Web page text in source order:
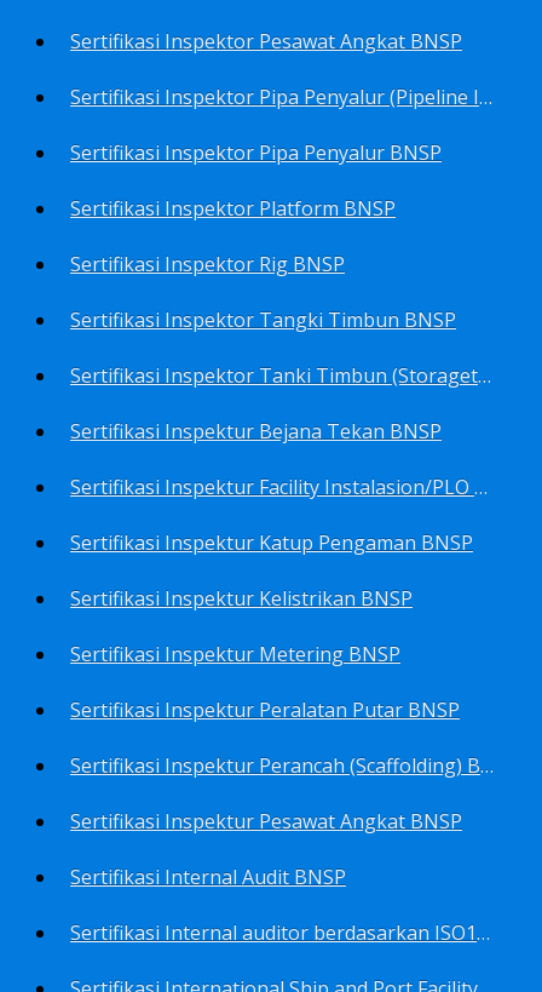
Sertifikasi Inspektor Pesawat Angkat BNSP
Sertifikasi Inspektor Pipa Penyalur (Pipeline Inspector) BNSP
Sertifikasi Inspektor Pipa Penyalur BNSP
Sertifikasi Inspektor Platform BNSP
Sertifikasi Inspektor Rig BNSP
Sertifikasi Inspektor Tangki Timbun BNSP
Sertifikasi Inspektor Tanki Timbun (Storagetank Inspector) BNSP
Sertifikasi Inspektur Bejana Tekan BNSP
Sertifikasi Inspektur Facility Instalasion/PLO BNSP
Sertifikasi Inspektur Katup Pengaman BNSP
Sertifikasi Inspektur Kelistrikan BNSP
Sertifikasi Inspektur Metering BNSP
Sertifikasi Inspektur Peralatan Putar BNSP
Sertifikasi Inspektur Perancah (Scaffolding) BNSP
Sertifikasi Inspektur Pesawat Angkat BNSP
Sertifikasi Internal Audit BNSP
Sertifikasi Internal auditor berdasarkan ISO17025.2017 Pedoman Panduan Mutu&Prosedur Laboratorium BNSP